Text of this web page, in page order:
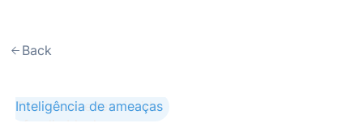
Back
This is some text inside
Inteligência de ameaças